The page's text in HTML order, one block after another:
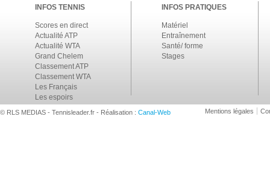
INFOS TENNIS
Scores en direct
Actualité ATP
Actualité WTA
Grand Chelem
Classement ATP
Classement WTA
Les Français
Les espoirs
INFOS PRATIQUES
Matériel
Entraînement
Santé/ forme
Stages
© RLS MEDIAS - Tennisleader.fr - Réalisation : Canal-Web Mentions légales